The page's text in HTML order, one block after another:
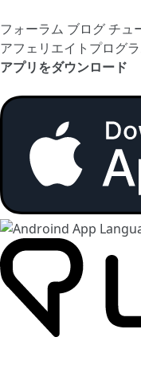
フォーラム ブログチュ
アフェリエイトプログ
アプリをダウンロード